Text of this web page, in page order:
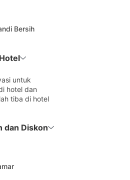
Bersih
untuk
hotel dan
tiba di hotel
dan Diskon